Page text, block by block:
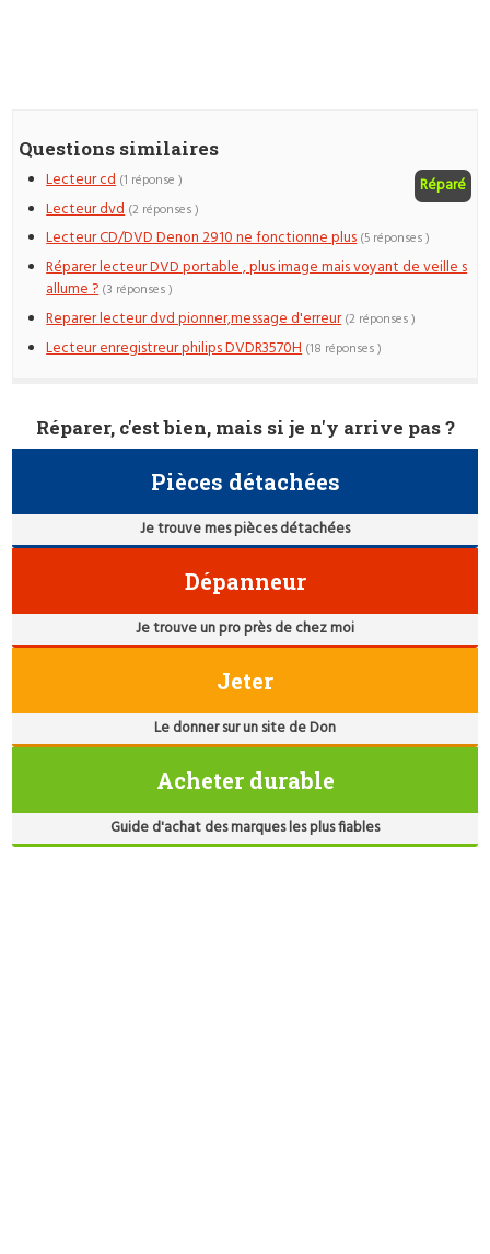
Questions similaires
Lecteur cd Réparé
(1 réponse )
Lecteur dvd (2 réponses )
Lecteur CD/DVD Denon 2910 ne fonctionne plus (5 réponses )
Réparer lecteur DVD portable , plus image mais voyant de veille s
allume ? (3 réponses )
Reparer lecteur dvd pionner,message d'erreur (2 réponses )
Lecteur enregistreur philips DVDR3570H (18 réponses )
Réparer, c'est bien, mais si je n'y arrive pas ?
Pièces détachées
Je trouve mes pièces détachées
Dépanneur
Je trouve un pro près de chez moi
Jeter
Le donner sur un site de Don
Acheter durable
Guide d'achat des marques les plus fiables